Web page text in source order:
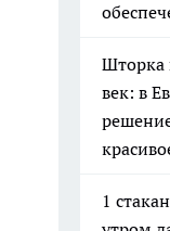
Шторка
век: в
1